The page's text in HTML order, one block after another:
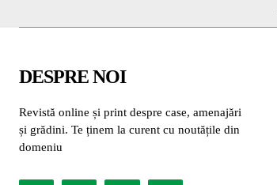
DESPRE NOI
Revistă online și print despre case, amenajări
și grădini. Te ținem la curent cu noutățile din
domeniu